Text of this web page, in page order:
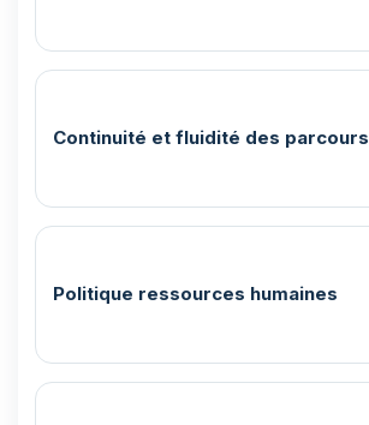
Continuité et fluidité des parcours
Politique ressources humaines